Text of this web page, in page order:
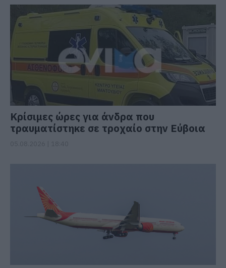
Κρίσιμες ώρες για άνδρα που
τραυματίστηκε σε τροχαίο στην Εύβοια